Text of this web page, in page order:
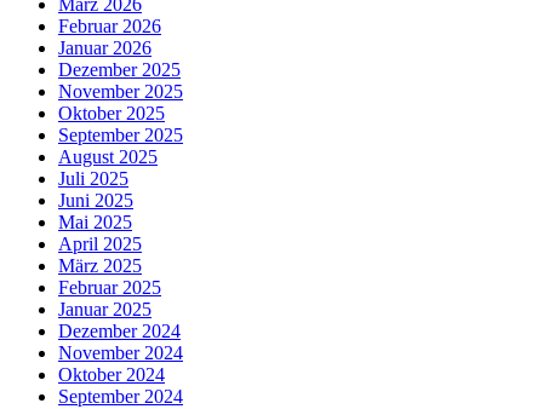
Februar 2026
Januar 2026
Dezember 2025
November 2025
Oktober 2025
September 2025
August 2025
Juli 2025
Juni 2025
Mai 2025
April 2025
März 2025
Februar 2025
Januar 2025
Dezember 2024
November 2024
Oktober 2024
September 2024